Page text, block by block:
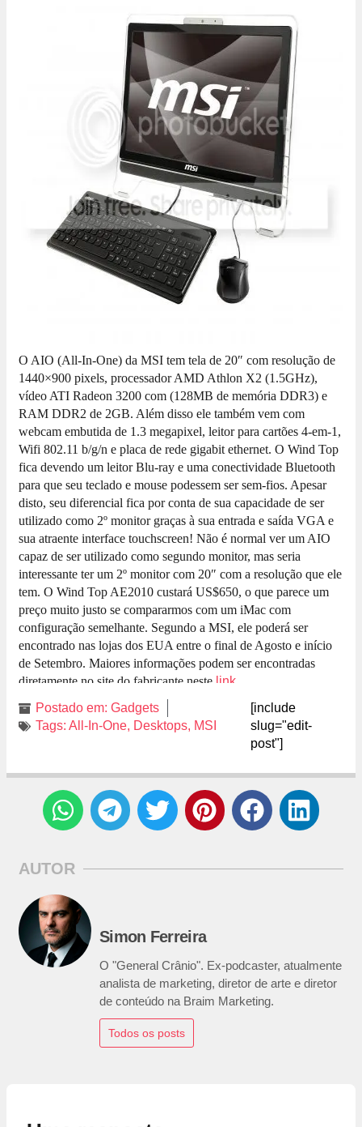
O AIO (All-In-One) da MSI tem tela de 20″ com resolução de
1440×900 pixels, processador AMD Athlon X2 (1.5GHz),
vídeo ATI Radeon 3200 com (128MB de memória DDR3) e
RAM DDR2 de 2GB. Além disso ele também vem com
webcam embutida de 1.3 megapixel, leitor para cartões 4-em-1,
Wifi 802.11 b/g/n e placa de rede gigabit ethernet. O Wind Top
fica devendo um leitor Blu-ray e uma conectividade Bluetooth
para que seu teclado e mouse podessem ser sem-fios. Apesar
disto, seu diferencial fica por conta de sua capacidade de ser
utilizado como 2º monitor graças à sua entrada e saída VGA e
sua atraente interface touchscreen! Não é normal ver um AIO
capaz de ser utilizado como segundo monitor, mas seria
interessante ter um 2º monitor com 20″ com a resolução que ele
tem. O Wind Top AE2010 custará US$650, o que parece um
preço muito justo se compararmos com um iMac com
configuração semelhante. Segundo a MSI, ele poderá ser
encontrado nas lojas dos EUA entre o final de Agosto e início
de Setembro. Maiores informações podem ser encontradas
diretamente no site do fabricante neste link
Postado em: Gadgets
Tags: All-In-One, Desktops, MSI
[include
slug="edit-
post"]
AUTOR
Simon Ferreira
O "General Crânio". Ex-podcaster, atualmente
analista de marketing, diretor de arte e diretor
de conteúdo na Braim Marketing.
Todos os posts